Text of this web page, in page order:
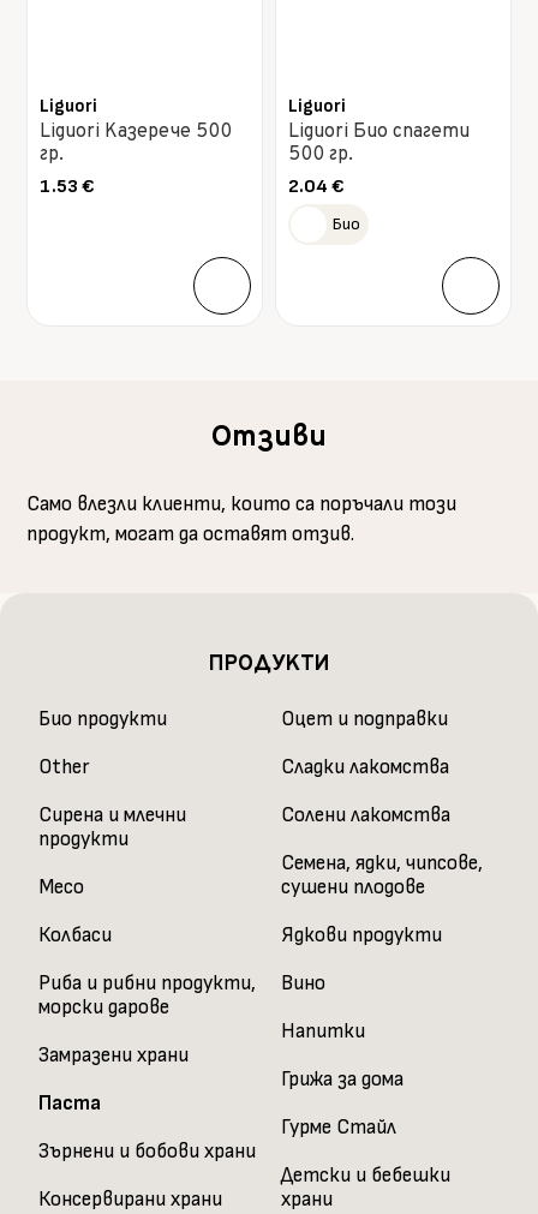
Liguori
Liguori Казерече 500
гр.
1.53€
Liguori
Liguori Био спагети
500 гр.
2.04 €
Био
Отзиви
Само влезли клиенти, които са поръчали този
продукт, могат да оставят отзив.
ПРОДУКТИ
Био продукти
Other
Сирена и млечни
продукти
Месо
Колбаси
Риба и рибни продукти,
морски дарове
Замразени храни
Паста
Зърнени и бобови храни
Консервирани храни
Оцет и подправки
Сладки лакомства
Солени лакомства
Семена, ядки, чипсове,
сушени плодове
Ядкови продукти
Вино
Напитки
Грижа за дома
Гурме Стайл
Детски и бебешки
храни